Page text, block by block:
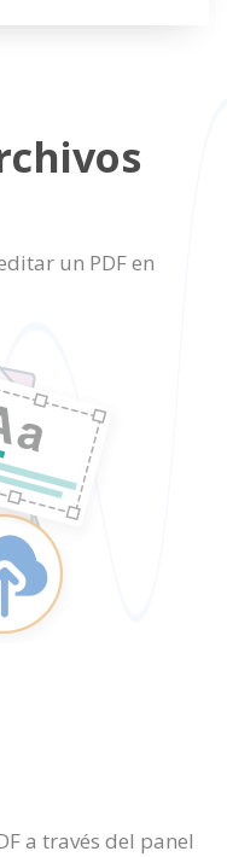
un PDF en
a través del panel